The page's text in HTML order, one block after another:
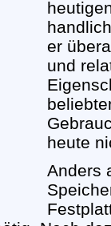
er
und
heute
Anders